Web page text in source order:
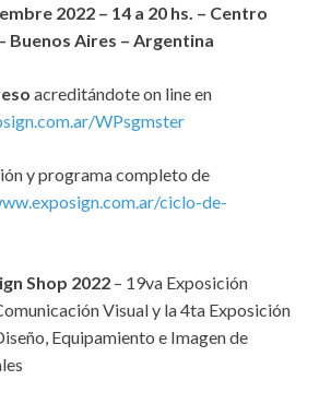
at
A
p
p
ke
n
2022 – 14 a 20 hs. – Centro
Buenos Aires – Argentina
acreditándote on line en
WPsgmster
y programa completo de
ciclo-de-
Shop 2022 – 19va Exposición
Visual y la 4ta Exposición
Equipamiento e Imagen de